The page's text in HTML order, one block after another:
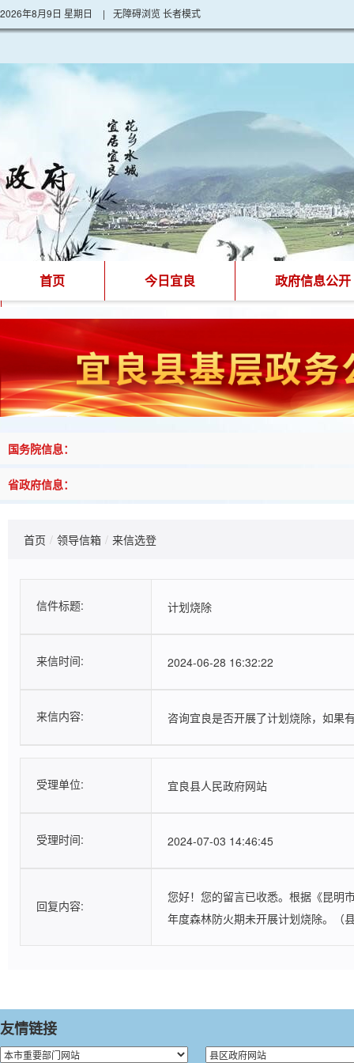
2026年8月9日 星期日 | 无障碍浏览长者模式
首页 今日宜良 政府信息公开
国务院信息：
省政府信息：
首页 / 领导信箱 / 来信选登
来信情况
信件标题: 计划烧除
来信时间: 2024-06-28 16:32:22
来信内容: 咨询宜良是否开展了计划烧除，如果
受理情况
受理单位: 宜良县人民政府网站
受理时间: 2024-07-03 14:46:45
回复内容:
您好！您的留言已收悉。根据《昆明
年度森林防火期未开展计划烧除。（
友情链接